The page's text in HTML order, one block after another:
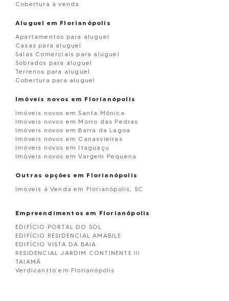
Cobertura à venda
Aluguel em Florianópolis
Apartamentos para aluguel
Casas para aluguel
Salas Comerciais para aluguel
Sobrados para aluguel
Terrenos para aluguel
Cobertura para aluguel
Imóveis novos em Florianópolis
Imóveis novos em Santa Mônica
Imóveis novos em Morro das Pedras
Imóveis novos em Barra da Lagoa
Imóveis novos em Canasvieiras
Imóveis novos em Itaguaçu
Imóveis novos em Vargem Pequena
Outras opções em Florianópolis
Imóveis à Venda em Florianópolis, SC
Empreendimentos em Florianópolis
EDIFÍCIO PORTAL DO SOL
EDIFÍCIO RESIDENCIAL AMABILE
EDIFÍCIO VISTA DA BAIA
RESIDENCIAL JARDIM CONTINENTE III
TAIAMÃ
Verdicantto em Florianópolis